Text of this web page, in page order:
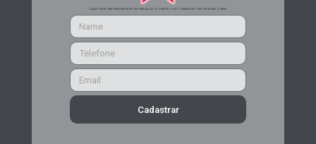
CADASTRE-SE PARA RECEBER MAIS INFORMAÇÕES DO PARTIDO DOS TRABALHADORES DE MINAS GERAIS
Cadastrar